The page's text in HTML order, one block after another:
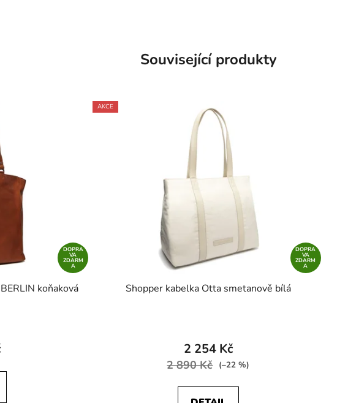
Související produkty
DOPRA
VA
ZDARM
A
koňaková
AKCE
DOPRA
VA
ZDARM
A
Shopper kabelka Otta smetanově bílá
2 254 Kč
2 890 Kč (–22 %)